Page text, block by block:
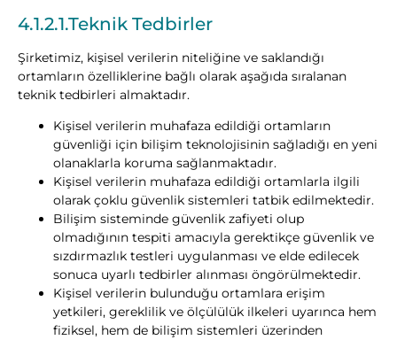
4.1.2.1.Teknik Tedbirler
Şirketimiz, kişisel verilerin niteliğine ve saklandığı
ortamların özelliklerine bağlı olarak aşağıda sıralanan
teknik tedbirleri almaktadır.
Kişisel verilerin muhafaza edildiği ortamların
güvenliği için bilişim teknolojisinin sağladığı en yeni
olanaklarla koruma sağlanmaktadır.
Kişisel verilerin muhafaza edildiği ortamlarla ilgili
olarak çoklu güvenlik sistemleri tatbik edilmektedir.
Bilişim sisteminde güvenlik zafiyeti olup
olmadığının tespiti amacıyla gerektikçe güvenlik ve
sızdırmazlık testleri uygulanması ve elde edilecek
sonuca uyarlı tedbirler alınması öngörülmektedir.
Kişisel verilerin bulunduğu ortamlara erişim
yetkileri, gereklilik ve ölçülülük ilkeleri uyarınca hem
fiziksel, hem de bilişim sistemleri üzerinden